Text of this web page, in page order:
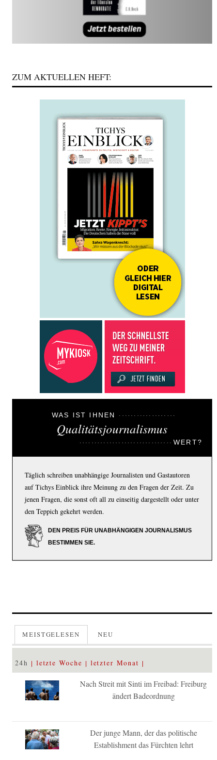
ZUM AKTUELLEN HEFT:
WAS IST IHNEN
Qualitätsjournalismus
WERT?
Täglich schreiben unabhängige Journalisten und Gastautoren
auf Tichys Einblick ihre Meinung zu den Fragen der Zeit. Zu
jenen Fragen, die sonst oft all zu einseitig dargestellt oder unter
den Teppich gekehrt werden.
DEN PREIS FÜR UNABHÄNGIGEN JOURNALISMUS
BESTIMMEN SIE.
MEISTGELESEN NEU
24h letzte Woche letzter Monat
Nach Streit mit Sinti im Freibad: Freiburg
ändert Badeordnung
Der junge Mann, der das politische
Establishment das Fürchten lehrt